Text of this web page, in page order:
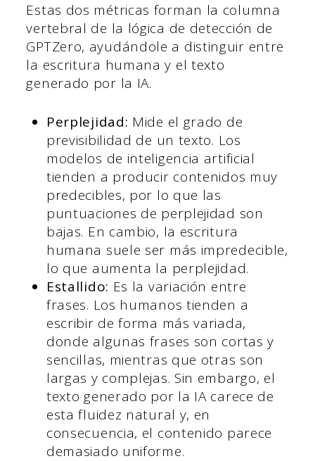
Estas dos métricas forman la columna
vertebral de la lógica de detección de
GPTZero, ayudándole a distinguir entre
la escritura humana y el texto
generado por la IA.
Perplejidad: Mide el grado de
previsibilidad de un texto. Los
modelos de inteligencia artificial
tienden a producir contenidos muy
predecibles, por lo que las
puntuaciones de perplejidad son
bajas. En cambio, la escritura
humana suele ser más impredecible,
lo que aumenta la perplejidad.
Estallido: Es la variación entre
frases. Los humanos tienden a
escribir de forma más variada,
donde algunas frases son cortas y
sencillas, mientras que otras son
largas y complejas. Sin embargo, el
texto generado por la IA carece de
esta fluidez natural y, en
consecuencia, el contenido parece
demasiado uniforme.